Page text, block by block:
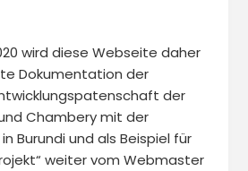
wird diese Webseite daher
Dokumentation der
der
Chambery mit der
Burundi und als Beispiel für
weiter vom Webmaster